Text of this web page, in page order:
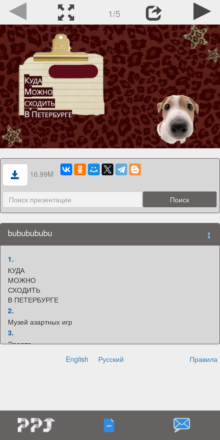
1/5
16.99M
bububububu
1.
КУДА
МОЖНО
СХОДИТЬ
В ПЕТЕРБУРГЕ
2.
Музей азартных игр
3.
Эрарта
English Русский Правила